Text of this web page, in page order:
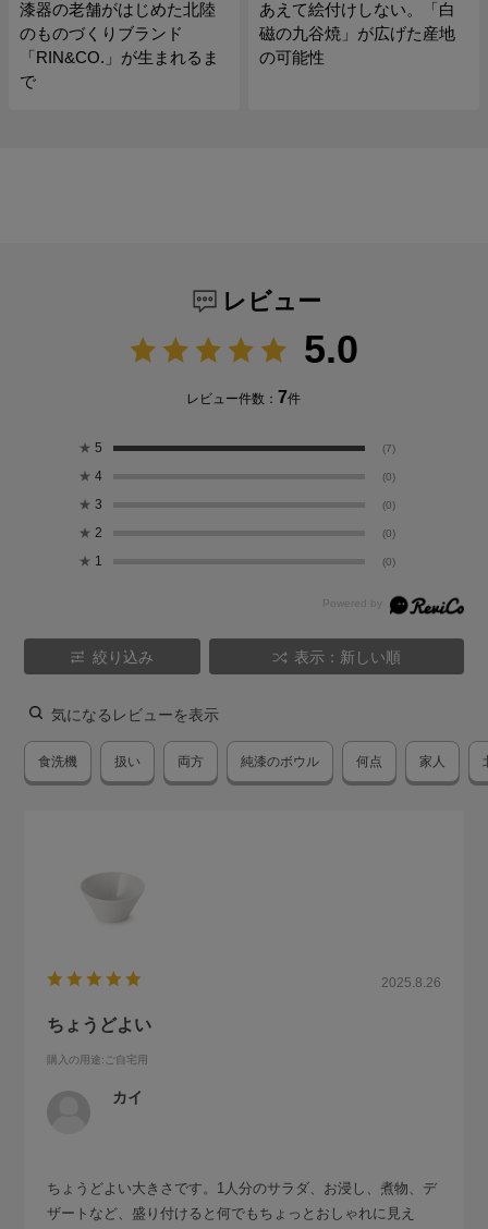
漆器の老舗がはじめた北陸
のものづくりブランド
「RIN&CO.」が生まれるま
で
あえて絵付けしない。「白
磁の九谷焼」が広げた産地
の可能性
レビュー
5.0
レビュー件数： 7件
★ 5 (7)
★ 4 (0)
★ 3 (0)
★ 2 (0)
★ 1 (0)
絞り込み 表示：新しい順
気になるレビューを表示
食洗機 扱い 両方 純漆のボウル 何点 家人
2025.8.26
ちょうどよい
購入の用途:ご自宅用
カイ
ちょうどよい大きさです。1人分のサラダ、お浸し、煮物、デ
ザートなど、盛り付けると何でもちょっとおしゃれに見え